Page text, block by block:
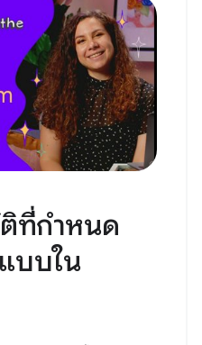
ที่กำหนด
บบใน